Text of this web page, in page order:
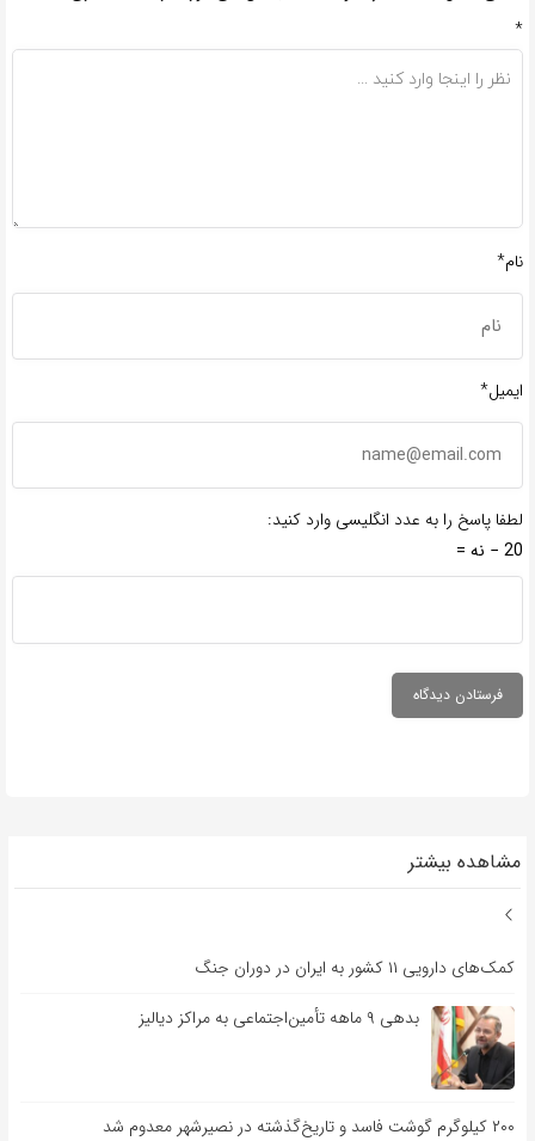
*
نام*
ایمیل*
لطفا پاسخ را به عدد انگلیسی وارد کنید:
20 − نه =
مشاهده بیشتر
کمک‌های دارویی ۱۱ کشور به ایران در دوران جنگ
بدهی ۹ ماهه تأمین‌اجتماعی به مراکز دیالیز
۲۰۰ کیلوگرم گوشت فاسد و تاریخ‌گذشته در نصیرشهر معدوم شد